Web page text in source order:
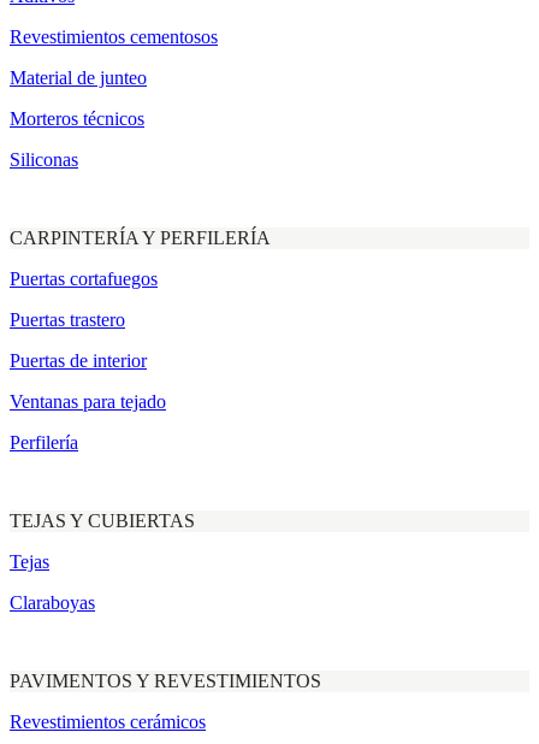
Revestimientos cementosos
Material de junteo
Morteros técnicos
Siliconas
CARPINTERÍA Y PERFILERÍA
Puertas cortafuegos
Puertas trastero
Puertas de interior
Ventanas para tejado
Perfilería
TEJAS Y CUBIERTAS
Tejas
Claraboyas
PAVIMENTOS Y REVESTIMIENTOS
Revestimientos cerámicos